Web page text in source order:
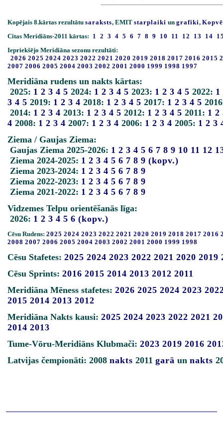
Kopējais 8.kārtas rezultātu saraksts, EMIT starplaiki un grafiki,
Citas Meridiāns-2011 kārtas: 1 2 3 4 5 6 7 8 9 10 11 12 13 14
Iepriekšējo Meridiāna sezonu rezultāti:
2026 2025 2024 2023 2022 2021 2020 2019 2018 2017 2016 2015
2007 2006 2005 2004 2003 2002 2001 2000 1999 1998 1997
Meridiāna rudens un nakts kārtas:
2025: 1 2 3 4 5 2024: 1 2 3 4 5 2023: 1 2 3 4 5 2022: 1
3 4 5 2019: 1 2 3 4 2018: 1 2 3 4 5 2017: 1 2 3 4 5
2014: 1 2 3 4 2013: 1 2 3 4 5 2012: 1 2 3 4 5 2011: 1 2
4 2008: 1 2 3 4 2007: 1 2 3 4 2006: 1 2 3 4 2005: 1 2 3
Ziema / Gaujas Ziema:
Gaujas Ziema 2025-2026: 1 2 3 4 5 6 7 8 9 10 11 12
Ziema 2024-2025: 1 2 3 4 5 6 7 8 9 (kopv.)
Ziema 2023-2024: 1 2 3 4 5 6 7 8 9
Ziema 2022-2023: 1 2 3 4 5 6 7 8 9
Ziema 2021-2022: 1 2 3 4 5 6 7 8 9
Vidzemes Telpu orientēšanās līga:
2026: 1 2 3 4 5 6 (kopv.)
Cēsu Rudens: 2025 2024 2023 2022 2021 2020 2019 2018 2017 2016
2008 2007 2006 2005 2004 2003 2002 2001 2000 1999 1998
Cēsu Stafetes: 2025 2024 2023 2022 2021 2020 2019
Cēsu Sprints: 2016 2015 2014 2013 2012 2011
Meridiāna Mēness stafetes: 2026 2025 2024 2023
2015 2014 2013 2012
Meridiāna Nakts kausi: 2025 2024 2023 2022 2021
2014 2013
Tume-Vōru-Meridiāns Klubmači: 2023 2019 2016
Latvijas čempionāti: 2008 nakts 2011 garā un nakts